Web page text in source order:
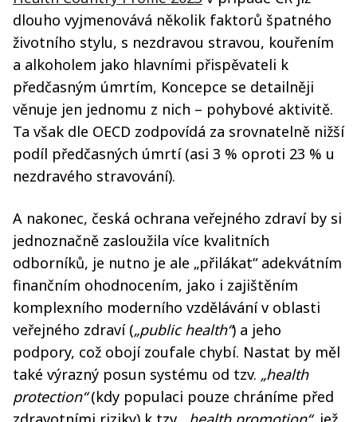
dlouho vyjmenovává několik faktorů špatného
životního stylu, s nezdravou stravou, kouřením
a alkoholem jako hlavními přispěvateli k
předčasným úmrtím, Koncepce se detailněji
věnuje jen jednomu z nich – pohybové aktivitě.
Ta však dle OECD zodpovídá za srovnatelně nižší
podíl předčasných úmrtí (asi 3 % oproti 23 % u
nezdravého stravování).
A nakonec, česká ochrana veřejného zdraví by si
jednoznačně zasloužila více kvalitních
odborníků, je nutno je ale „přilákat“ adekvátním
finančním ohodnocením, jako i zajištěním
komplexního moderního vzdělávání v oblasti
veřejného zdraví („public health“) a jeho
podpory, což obojí zoufale chybí. Nastat by měl
také výrazný posun systému od tzv. „health
protection“(kdy populaci pouze chráníme před